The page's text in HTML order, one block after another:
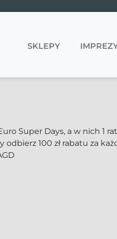
SKLEPY
Super Days, a w nich 1
odbierz 100 zł rabatu za